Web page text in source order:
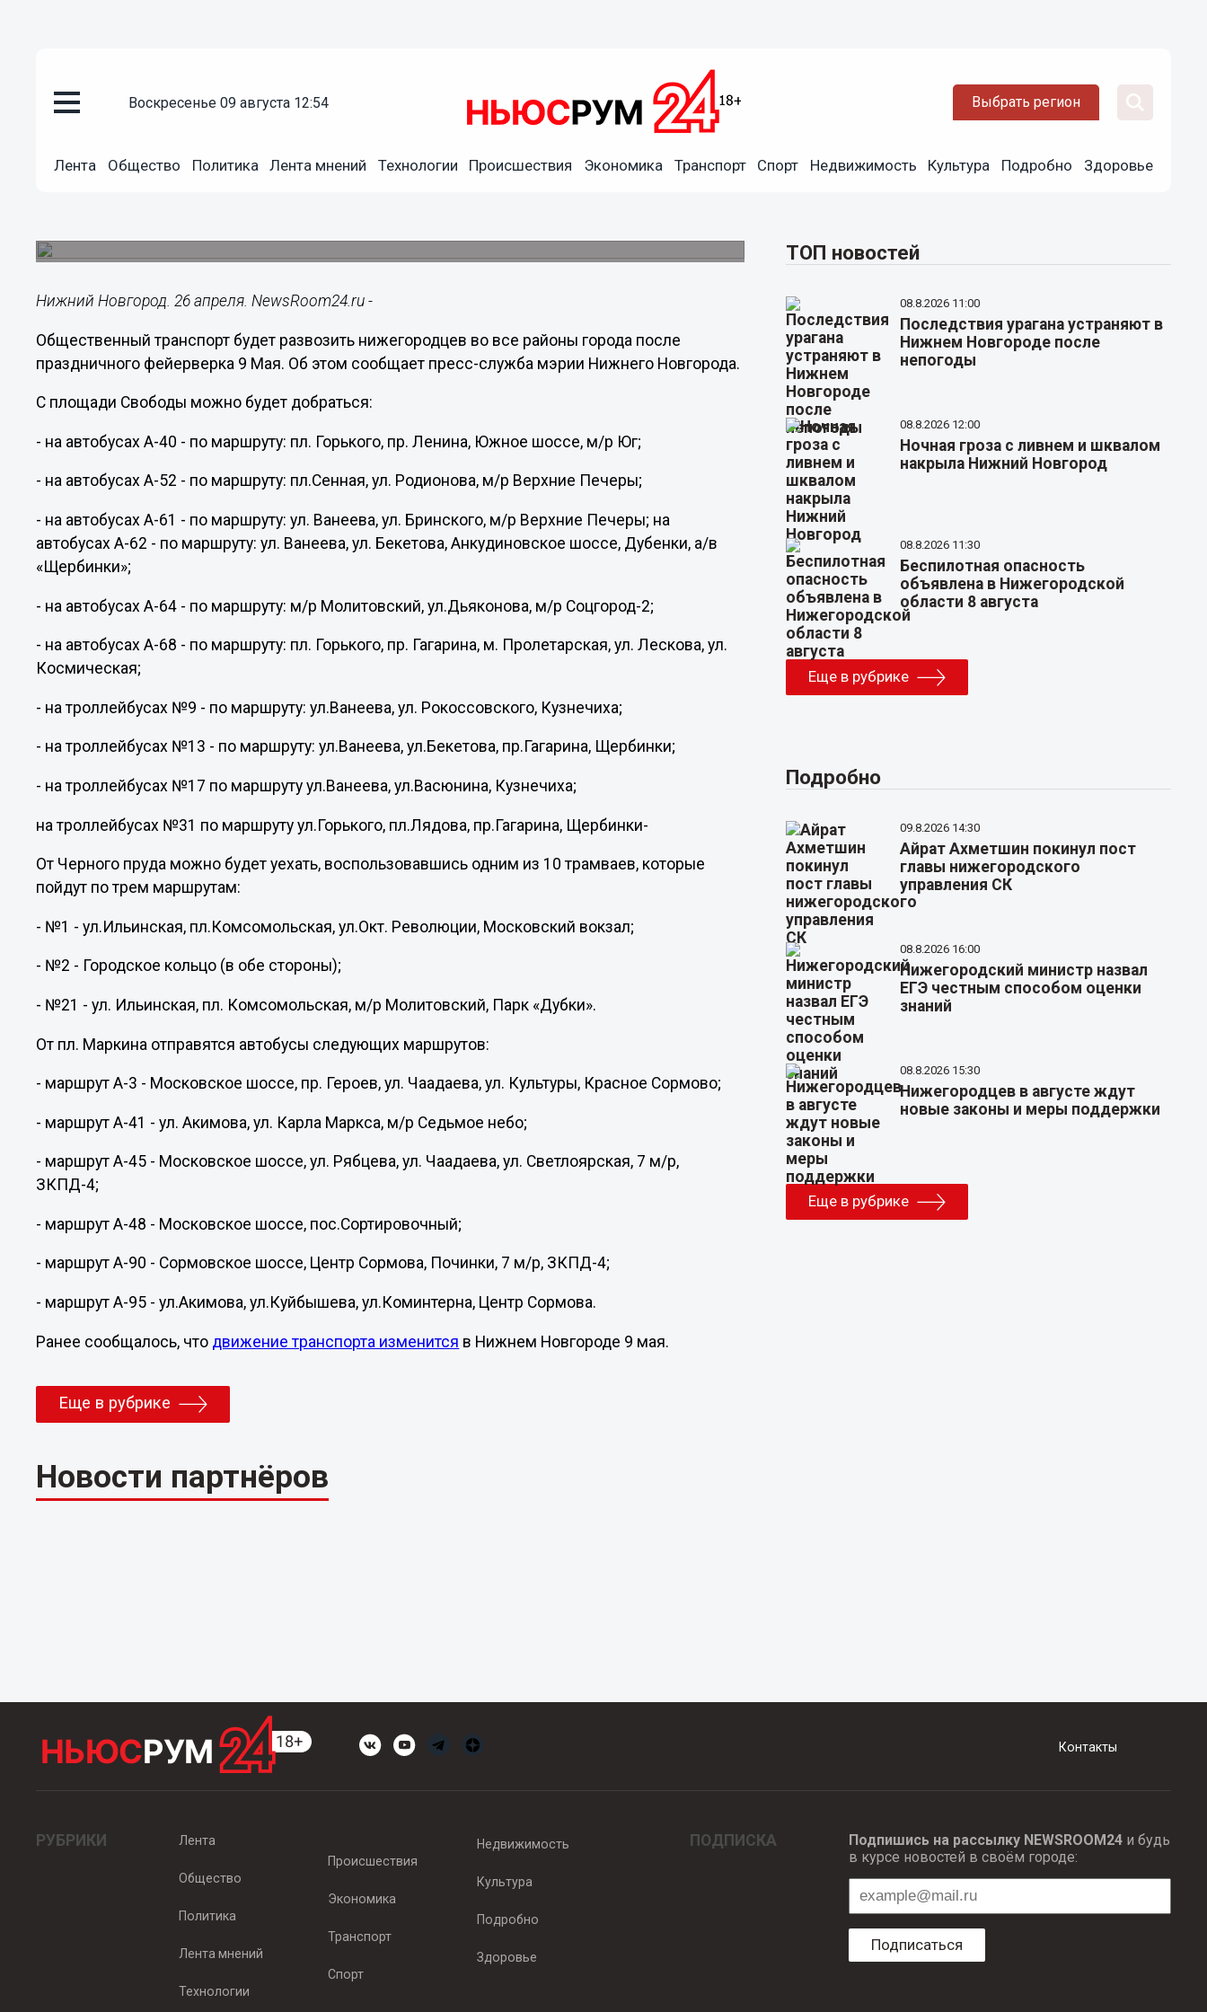
воскресенье 09 августа 12:54 Выбрать регион
Лента Общество Политика Лента мнений Технологии Происшествия Экономика Транспорт Спорт Недвижимость Культура Подробно Здоровье
Городской транспорт довезет нижегородцев до дома
Нижний Новгород. 26 апреля. NewsRoom24.ru -
Общественный транспорт будет развозить нижегородцев во все районы города после
праздничного фейерверка 9 Мая. Об этом сообщает пресс-служба мэрии Нижнего Новгорода.
С площади Свободы можно будет добраться:
- на автобусах А-40 - по маршруту: пл. Горького, пр. Ленина, Южное шоссе, м/р Юг;
- на автобусах А-52 - по маршруту: пл.Сенная, ул. Родионова, м/р Верхние Печеры;
- на автобусах А-61 - по маршруту: ул. Ванеева, ул. Бринского, м/р Верхние Печеры; на
автобусах А-62 - по маршруту: ул. Ванеева, ул. Бекетова, Анкудиновское шоссе, Дубенки, а/в
«Щербинки»;
- на автобусах А-64 - по маршруту: м/р Молитовский, ул.Дьяконова, м/р Соцгород-2;
- на автобусах А-68 - по маршруту: пл. Горького, пр. Гагарина, м. Пролетарская, ул. Лескова, ул.
Космическая;
- на троллейбусах №9 - по маршруту: ул.Ванеева, ул. Рокоссовского, Кузнечиха;
- на троллейбусах №13 - по маршруту: ул.Ванеева, ул.Бекетова, пр.Гагарина, Щербинки;
- на троллейбусах №17 по маршруту ул.Ванеева, ул.Васюнина, Кузнечиха;
на троллейбусах №31 по маршруту ул.Горького, пл.Лядова, пр.Гагарина, Щербинки-
От Черного пруда можно будет уехать, воспользовавшись одним из 10 трамваев, которые
пойдут по трем маршрутам:
- №1 - ул.Ильинская, пл.Комсомольская, ул.Окт. Революции, Московский вокзал;
- №2 - Городское кольцо (в обе стороны);
- №21 - ул. Ильинская, пл. Комсомольская, м/р Молитовский, Парк «Дубки».
От пл. Маркина отправятся автобусы следующих маршрутов:
- маршрут А-3 - Московское шоссе, пр. Героев, ул. Чаадаева, ул. Культуры, Красное Сормово;
- маршрут А-41 - ул. Акимова, ул. Карла Маркса, м/р Седьмое небо;
- маршрут А-45 - Московское шоссе, ул. Рябцева, ул. Чаадаева, ул. Светлоярская, 7 м/р,
ЗКПД-4;
- маршрут А-48 - Московское шоссе, пос.Сортировочный;
- маршрут А-90 - Сормовское шоссе, Центр Сормова, Починки, 7 м/р, ЗКПД-4;
- маршрут А-95 - ул.Акимова, ул.Куйбышева, ул.Коминтерна, Центр Сормова.
Ранее сообщалось, что движение транспорта изменится в Нижнем Новгороде 9 мая.
Еще в рубрике
Новости партнёров
ТОП новостей
08.8.2026 11:00
Последствия урагана устраняют в
Нижнем Новгороде после
непогоды
08.8.2026 12:00
Ночная гроза с ливнем и шквалом
накрыла Нижний Новгород
08.8.2026 11:30
Беспилотная опасность
объявлена в Нижегородской
области 8 августа
Еще в рубрике
Подробно
09.8.2026 14:30
Айрат Ахметшин покинул пост
главы нижегородского
управления СК
08.8.2026 16:00
Нижегородский министр назвал
ЕГЭ честным способом оценки
знаний
08.8.2026 15:30
Нижегородцев в августе ждут
новые законы и меры поддержки
Еще в рубрике
Контакты
РУБРИКИ Лента
Общество
Политика
Лента мнений
Технологии
Происшествия
Экономика
Транспорт
Спорт
Недвижимость
Культура
Подробно
Здоровье
ПОДПИСКА Подпишись на рассылку NEWSROOM24и будь
в курсе новостей в своём городе:
Подписаться